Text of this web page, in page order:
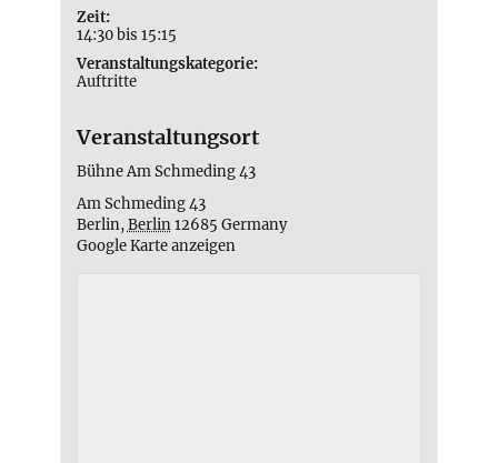
Zeit:
14:30 bis 15:15
Veranstaltungskategorie:
Auftritte
Veranstaltungsort
Bühne Am Schmeding 43
Am Schmeding 43
Berlin,Berlin12685 Germany
Google Karte anzeigen